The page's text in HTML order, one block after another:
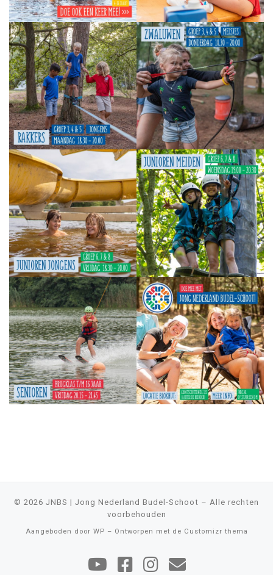
© 2026 JNBS | Jong Nederland Budel-Schoot – Alle rechten
voorbehouden
Aangeboden door WP – Ontworpen met de Customizr thema